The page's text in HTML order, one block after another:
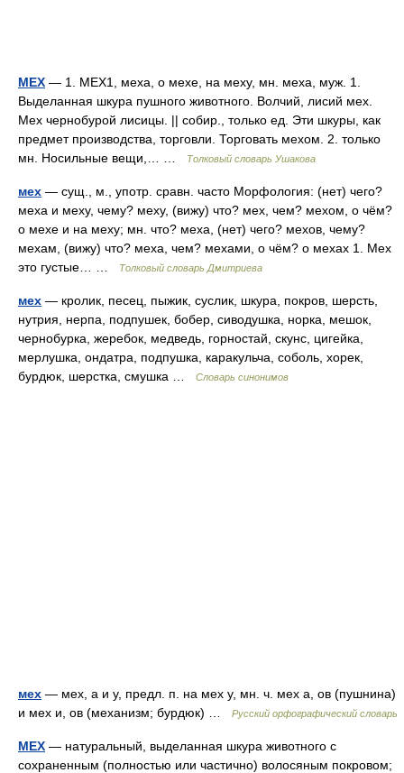
МЕХ — 1. МЕХ1, меха, о мехе, на меху, мн. меха, муж. 1.
Выделанная шкура пушного животного. Волчий, лисий мех.
Мех чернобурой лисицы. || собир., только ед. Эти шкуры, как
предмет производства, торговли. Торговать мехом. 2. только
мн. Носильные вещи,… …
Толковый словарь Ушакова
мех — сущ., м., употр. сравн. часто Морфология: (нет) чего?
меха и меху, чему? меху, (вижу) что? мех, чем? мехом, о чём?
о мехе и на меху; мн. что? меха, (нет) чего? мехов, чему?
мехам, (вижу) что? меха, чем? мехами, о чём? о мехах 1. Мех
это густые… …
Толковый словарь Дмитриева
мех — кролик, песец, пыжик, суслик, шкура, покров, шерсть,
нутрия, нерпа, подпушек, бобер, сиводушка, норка, мешок,
чернобурка, жеребок, медведь, горностай, скунс, цигейка,
мерлушка, ондатра, подпушка, каракульча, соболь, хорек,
бурдюк, шерстка, смушка …
Словарь синонимов
мех — мех, а и у, предл. п. на мех у, мн. ч. мех а, ов (пушнина)
и мех и, ов (механизм; бурдюк) …
Русский орфографический словарь
МЕХ — натуральный, выделанная шкура животного с
сохраненным (полностью или частично) волосяным покровом;